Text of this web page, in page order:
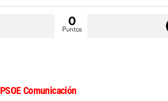
0
Puntos
PSOE Comunicación